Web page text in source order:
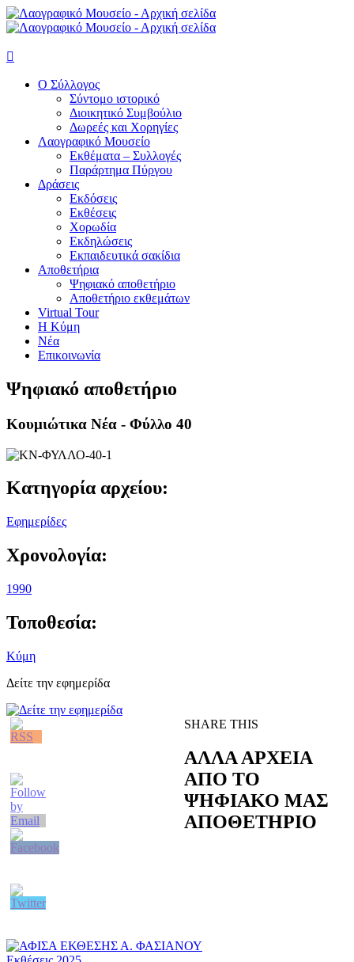

Ο Σύλλογος
Σύντομο ιστορικό
Διοικητικό Συμβούλιο
Δωρεές και Χορηγίες
Λαογραφικό Μουσείο
Εκθέματα – Συλλογές
Παράρτημα Πύργου
Δράσεις
Εκδόσεις
Εκθέσεις
Χορωδία
Εκδηλώσεις
Εκπαιδευτικά σακίδια
Αποθετήρια
Ψηφιακό αποθετήριο
Αποθετήριο εκθεμάτων
Virtual Tour
Η Κύμη
Νέα
Επικοινωνία
Ψηφιακό αποθετήριο
Κουμιώτικα Νέα - Φύλλο 40
Κατηγορία αρχείου:
Εφημερίδες
Χρονολογία:
1990
Τοποθεσία:
Κύμη
Δείτε την εφημερίδα
SHARE THIS
ΑΛΛΑ ΑΡΧΕΙΑ
ΑΠΟ ΤΟ
ΨΗΦΙΑΚΟ ΜΑΣ
ΑΠΟΘΕΤΗΡΙΟ